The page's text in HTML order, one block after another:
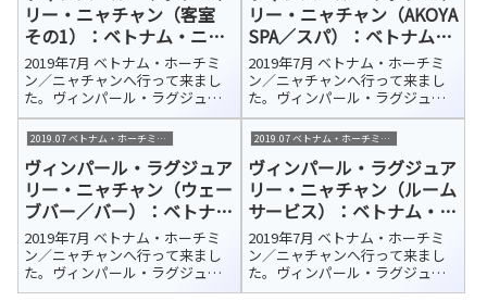
分ほどのホ...
分ほどのホ...
リー・ニャチャン（客室
その1）：ベトナム・ニャ
チャン 宿泊ホテル紹介
2019年7月 ベトナム・ホーチミ
ン／ニャチャンへ行って来まし
た。ヴィンパール・ラグジュア
リー・ニャチャン（Vinpearl
Luxury NhaTrang）今回の宿泊ホ
テルはカムラン国際空港から車
で約45分、さらにフェリーで10
分ほどのホ...
リー・ニャチャン（AKOYA
SPA／スパ）：ベトナム・
ニャチャン 宿泊ホテル紹
介
2019年7月 ベトナム・ホーチミ
ン／ニャチャンへ行って来まし
た。ヴィンパール・ラグジュア
リー・ニャチャン（Vinpearl
Luxury NhaTrang）今回の宿泊ホ
テルはカムラン国際空港から車
で約45分、さらにフェリーで10
分ほどのホ...
2019.07 ベトナム・ホーチミン/ニャチャン
ヴィンパール・ラグジュア
リー・ニャチャン（ウェー
ブバー／バー）：ベトナ
ム・ニャチャン 宿泊ホテ
ル紹介
2019年7月 ベトナム・ホーチミ
ン／ニャチャンへ行って来まし
た。ヴィンパール・ラグジュア
リー・ニャチャン（Vinpearl
2019.07 ベトナム・ホーチミン/ニャチャン
ヴィンパール・ラグジュア
リー・ニャチャン（ルーム
サービス）：ベトナム・ニ
ャチャン 宿泊ホテル紹介
2019年7月 ベトナム・ホーチミ
ン／ニャチャンへ行って来まし
た。ヴィンパール・ラグジュア
リー・ニャチャン（Vinpearl